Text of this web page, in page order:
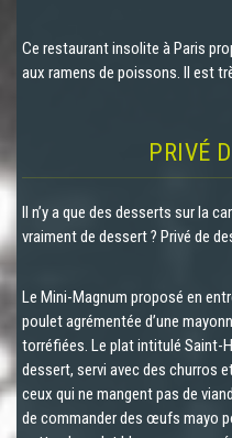
Ce restaurant insolite à Paris
aux ramens de poissons. Il est
PRIVÉ
Il n’y a que des desserts sur la
vraiment de dessert ? Privé de
Le Mini-Magnum proposé en
poulet agrémentée d’une
torréfiées. Le plat intitulé Saint-
dessert, servi avec des churros
ceux qui ne mangent pas de
de commander des œufs mayo